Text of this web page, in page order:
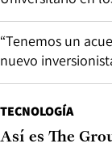
“Tenemos un
nuevo
TECNOLOGÍA
Así es The